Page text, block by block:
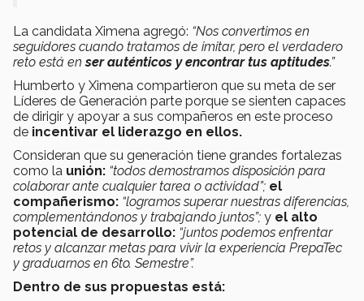
La candidata Ximena agregó: “Nos convertimos en
seguidores cuando tratamos de imitar, pero el verdadero
reto está enser auténticos y encontrar tus aptitudes.”
Humberto y Ximena compartieron que su meta de ser
Líderes de Generación parte porque se sienten capaces
de dirigir y apoyar a sus compañeros en este proceso
de incentivar el liderazgo en ellos.
Consideran que su generación tiene grandes fortalezas
como la unión: “todos demostramos disposición para
colaborar ante cualquier tarea o actividad”; el
compañerismo: “logramos superar nuestras diferencias,
complementándonos y trabajando juntos”; y el alto
potencial de desarrollo: “juntos podemos enfrentar
retos y alcanzar metas para vivir la experiencia PrepaTec
y graduarnos en 6to. Semestre”.
Dentro de sus propuestas está: